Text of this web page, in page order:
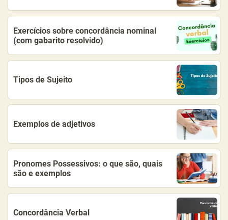
Exercícios sobre concordância nominal
(com gabarito resolvido)
Tipos de Sujeito
Exemplos de adjetivos
Pronomes Possessivos: o que são, quais
são e exemplos
Concordância Verbal